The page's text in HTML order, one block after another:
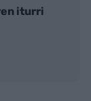
iturri